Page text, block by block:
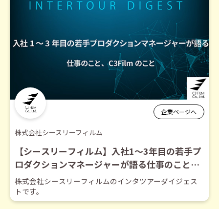
企業ページへ
株式会社シースリーフィルム
【シースリーフィルム】入社1～3年目の若手プ
ロダクションマネージャーが語る仕事のこと、
C3Filmのこと【ダイジェスト】
株式会社シースリーフィルムのインタツアーダイジェス
トです。